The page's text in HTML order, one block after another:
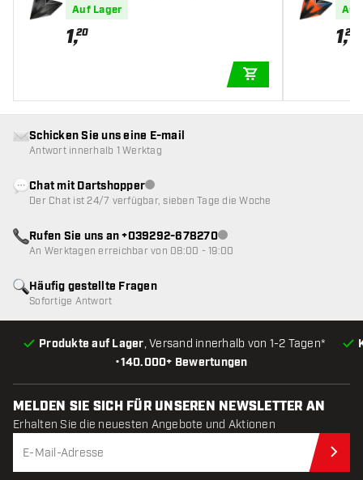
hts
Auf Lager
1,20
ghts
Auf
1,20
•140.000+ Bewertungen
Produkte auf Lager, Versand innerhalb von 1-2 Tagen*
Häufig gestellte Fragen
Sofortige Antwort
Schicken Sie uns eine E-mail
Antwort innerhalb 1 Werktag
Chat mit DartshopperKundenservice nicht verfügbar
Der Chat ist 24/7 verfügbar, sieben Tage die Woche
Rufen Sie uns an +039292-678270Kundenservice nicht
An Werktagen erreichbar von 08:00 - 19:00
MELDEN SIE SICH FÜR UNSEREN NEWSLETTER AN
Erhalten Sie die neuesten Angebote und Aktionen